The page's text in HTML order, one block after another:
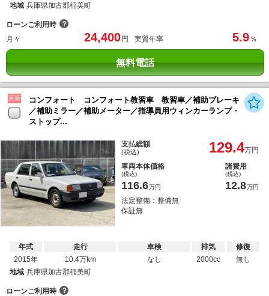
地域 兵庫県加古郡稲美町
ローンご利用時 ？
月々
24,400円 実質年率 5.9 ％
無料電話
更新
コンフォート コンフォート教習車 教習車／補助ブレーキ
／補助ミラー／補助メーター／指導員用ウィンカーランプ・
ストップ...
支払総額
(税込) 129.4万円
車両本体価格
(税込)
116.6万円
諸費用
(税込)
12.8万円
法定整備：整備無
保証無
年式
2015年
走行
10.4万km
車検
なし
排気
2000cc
修復
無し
地域 兵庫県加古郡稲美町
ローンご利用時 ？